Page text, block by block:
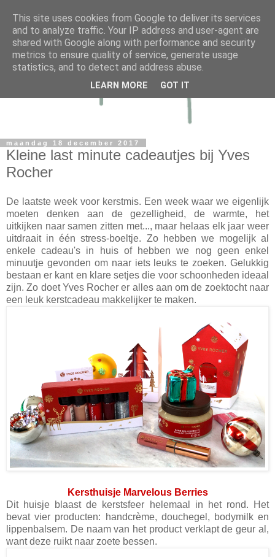
maandag 18 december 2017
Kleine last minute cadeautjes bij Yves
Rocher
De laatste week voor kerstmis. Een week waar we eigenlijk
moeten denken aan de gezelligheid, de warmte, het
uitkijken naar samen zitten met..., maar helaas elk jaar weer
uitdraait in één stress-boeltje. Zo hebben we mogelijk al
enkele cadeau's in huis of hebben we nog geen enkel
minuutje gevonden om naar iets leuks te zoeken. Gelukkig
bestaan er kant en klare setjes die voor schoonheden ideaal
zijn. Zo doet Yves Rocher er alles aan om de zoektocht naar
een leuk kerstcadeau makkelijker te maken.
Kersthuisje Marvelous Berries
Dit huisje blaast de kerstsfeer helemaal in het rond. Het
bevat vier producten: handcrème, douchegel, bodymilk en
lippenbalsem. De naam van het product verklapt de geur al,
want deze ruikt naar zoete bessen.
This site uses cookies from Google to deliver its services
and to analyze traffic. Your IP address and user-agent are
shared with Google along with performance and security
metrics to ensure quality of service, generate usage
statistics, and to detect and address abuse.
LEARN MORE GOT IT